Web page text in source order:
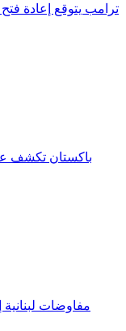
ترامب يتوقع إعادة
باكستان تكشف
مفاوضات لبنانية